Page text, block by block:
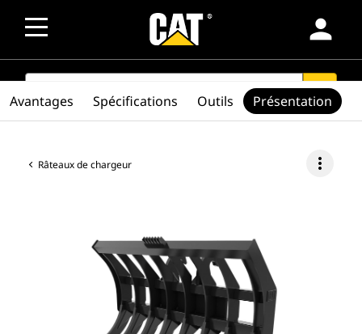
person
SEARCH search
Râteaux de chargeur more_vert
Avantages Spécifications Outils Présentation